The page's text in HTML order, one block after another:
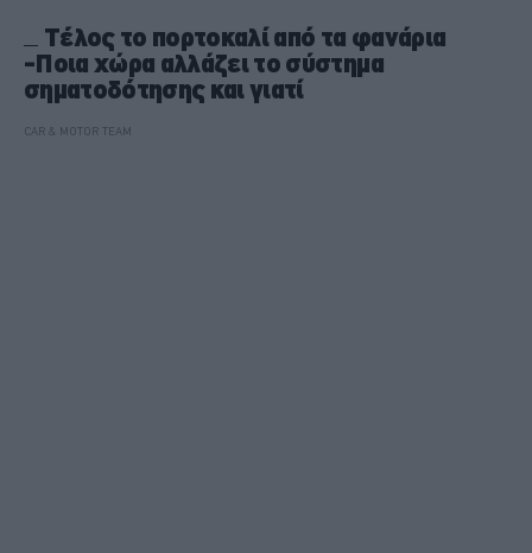
Tέλος το πορτοκαλί από τα φανάρια
-Ποια χώρα αλλάζει το σύστημα
σηματοδότησης και γιατί
CAR & MOTOR TEAM